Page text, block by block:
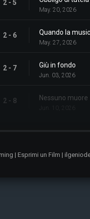
2 - 5
May. 20, 2026
2 - 6 Quando la
May. 27, 2026
2 - 7 Giù in fondo
Jun. 03, 2026
2 - 8 Nessuno muore
Jun. 10, 2026
| Esprimi un Film |